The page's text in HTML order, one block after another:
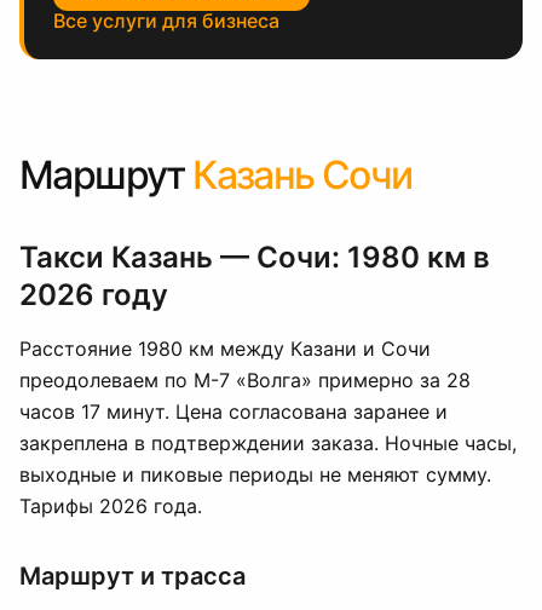
Все услуги для бизнеса
Маршрут Казань Сочи
Такси Казань — Сочи: 1980 км в
2026 году
Расстояние 1980 км между Казани и Сочи
преодолеваем по М-7 «Волга» примерно за 28
часов 17 минут. Цена согласована заранее и
закреплена в подтверждении заказа. Ночные часы,
выходные и пиковые периоды не меняют сумму.
Тарифы 2026 года.
Маршрут и трасса